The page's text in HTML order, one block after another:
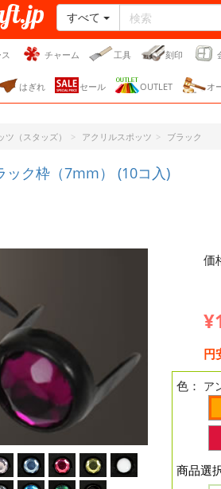
ト・
すべて
チャーム 工具 刻印
はぎれ セール OUTLET オ
ツ（スタッズ） アクリルスポッツ ブラック
ック枠（7mm） (10コ入)
価
円
色： ア
商品選